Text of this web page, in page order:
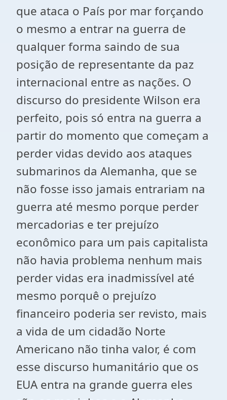
que ataca o País por mar forçando
o mesmo a entrar na guerra de
qualquer forma saindo de sua
posição de representante da paz
internacional entre as nações. O
discurso do presidente Wilson era
perfeito, pois só entra na guerra a
partir do momento que começam a
perder vidas devido aos ataques
submarinos da Alemanha, que se
não fosse isso jamais entrariam na
guerra até mesmo porque perder
mercadorias e ter prejuízo
econômico para um pais capitalista
não havia problema nenhum mais
perder vidas era inadmissível até
mesmo porquê o prejuízo
financeiro poderia ser revisto, mais
a vida de um cidadão Norte
Americano não tinha valor, é com
esse discurso humanitário que os
EUA entra na grande guerra eles